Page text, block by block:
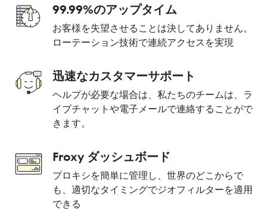
99.99%のアップタイム
お客様を失望させることは決してありません。
ローテーション技術で連続アクセスを実現
迅速なカスタマーサポート
ヘルプが必要な場合は、私たちのチームは、ラ
イブチャットや電子メールで連絡することがで
きます。
Froxy ダッシュボード
プロキシを簡単に管理し、世界のどこからで
も、適切なタイミングでジオフィルターを適用
できる